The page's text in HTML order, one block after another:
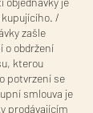
/
zašle
o obdržení
kterou
potvrzení se
smlouva je
prodávajícím